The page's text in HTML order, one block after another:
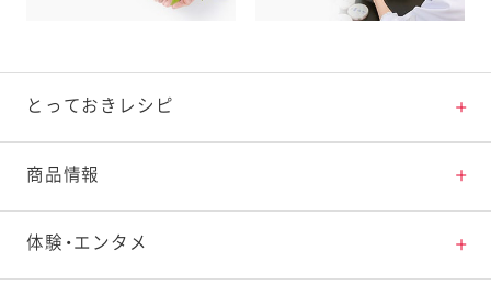
とっておきレシピ
とっておきレシピトップ
素材の知識
商品情報
商品情報トップ
体験・エンタメ